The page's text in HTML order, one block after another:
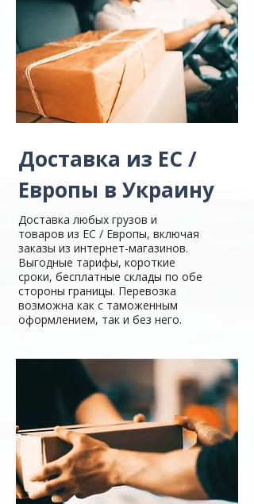
Доставка из ЕС /
Европы в Украину
Доставка любых грузов и
товаров из ЕС / Европы, включая
заказы из интернет-магазинов.
Выгодные тарифы, короткие
сроки, бесплатные склады по обе
стороны границы. Перевозка
возможна как с таможенным
оформлением, так и без него.